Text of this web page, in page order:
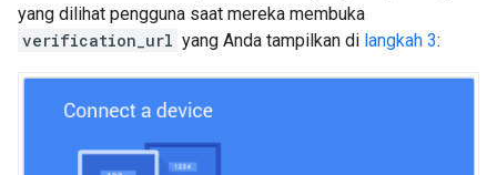
yang dilihat pengguna saat mereka membuka
verification_url yang Anda tampilkan di langkah 3: